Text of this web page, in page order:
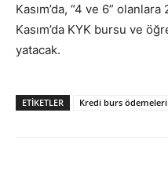
Kasım’da, “4 ve 6”
Kasım’da KYK bursu ve
yatacak.
ETİKETLER Kredi burs ödemeleri